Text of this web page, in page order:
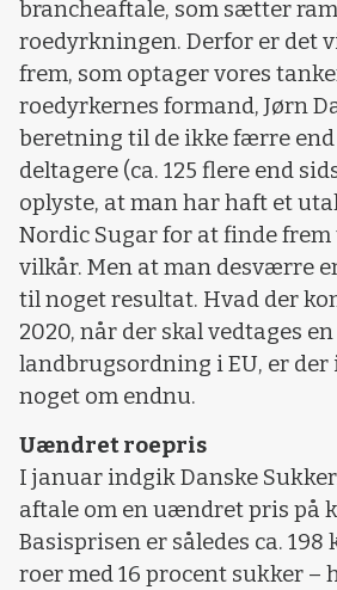
brancheaftale, som sætter
roedyrkningen. Derfor er det
frem, som optager vores
roedyrkernes formand, Jørn
beretning til de ikke færre
deltagere (ca. 125 flere end
oplyste, at man har haft et
Nordic Sugar for at finde
vilkår. Men at man desværre
til noget resultat. Hvad der
2020, når der skal vedtages
landbrugsordning i EU, er der
noget om endnu.
Uændret roepris
I januar indgik Danske
aftale om en uændret pris på
Basisprisen er således ca.
roer med 16 procent sukker –